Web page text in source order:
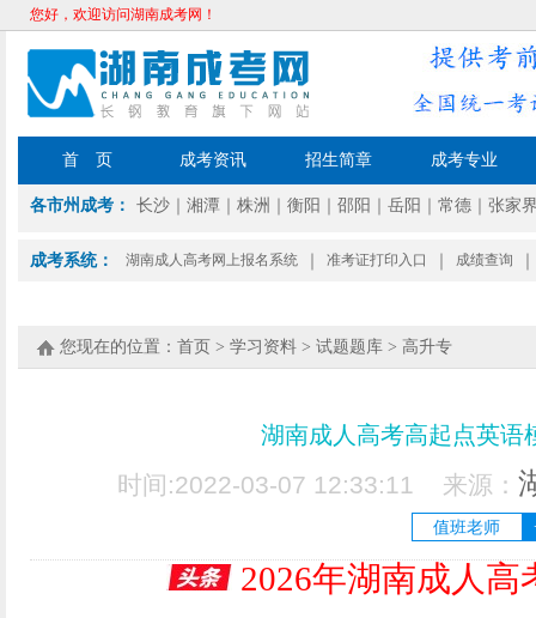
您好，欢迎访问湖南成考网！
首 页 成考资讯 招生简章 成考专业
各市州成考： 长沙 湘潭 株洲 衡阳 邵阳 岳阳 常德 张家
成考系统： 湖南成人高考网上报名系统 准考证打印入口 成绩查询
您现在的位置： 首页 > 学习资料 > 试题题库 > 高升专
湖南成人高考高起点英语
时间:2022-03-07 12:33:11 来源：
值班老师
2026年湖南成人高